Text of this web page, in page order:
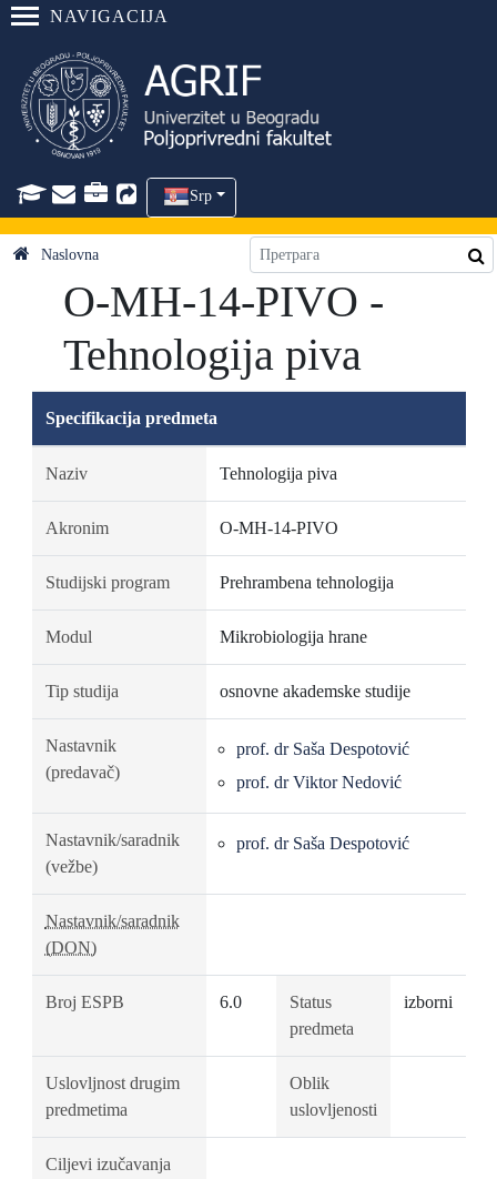
NAVIGACIJA
Srp
Naslovna
O-MH-14-PIVO -
Tehnologija piva
Specifikacija predmeta
Naziv Tehnologija piva
Akronim O-MH-14-PIVO
Studijski program Prehrambena tehnologija
Modul Mikrobiologija hrane
Tip studija osnovne akademske studije
Nastavnik
(predavač)
prof. dr Saša Despotović
prof. dr Viktor Nedović
Nastavnik/saradnik
(vežbe)
prof. dr Saša Despotović
Nastavnik/saradnik
(DON)
Broj ESPB 6.0
Status
predmeta
izborni
Uslovljnost drugim
predmetima
Oblik
uslovljenosti
Ciljevi izučavanja